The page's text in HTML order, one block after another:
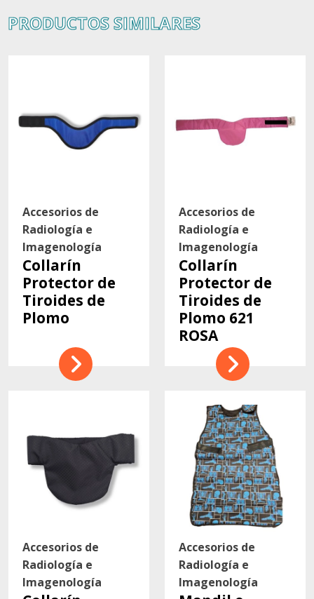
PRODUCTOS SIMILARES
Accesorios de
Radiología e
Imagenología
Collarín
Protector de
Tiroides de
Plomo
Accesorios de
Radiología e
Imagenología
Collarín
Protector de
Tiroides de
Plomo 621
ROSA
Accesorios de
Radiología e
Imagenología
Accesorios de
Radiología e
Imagenología